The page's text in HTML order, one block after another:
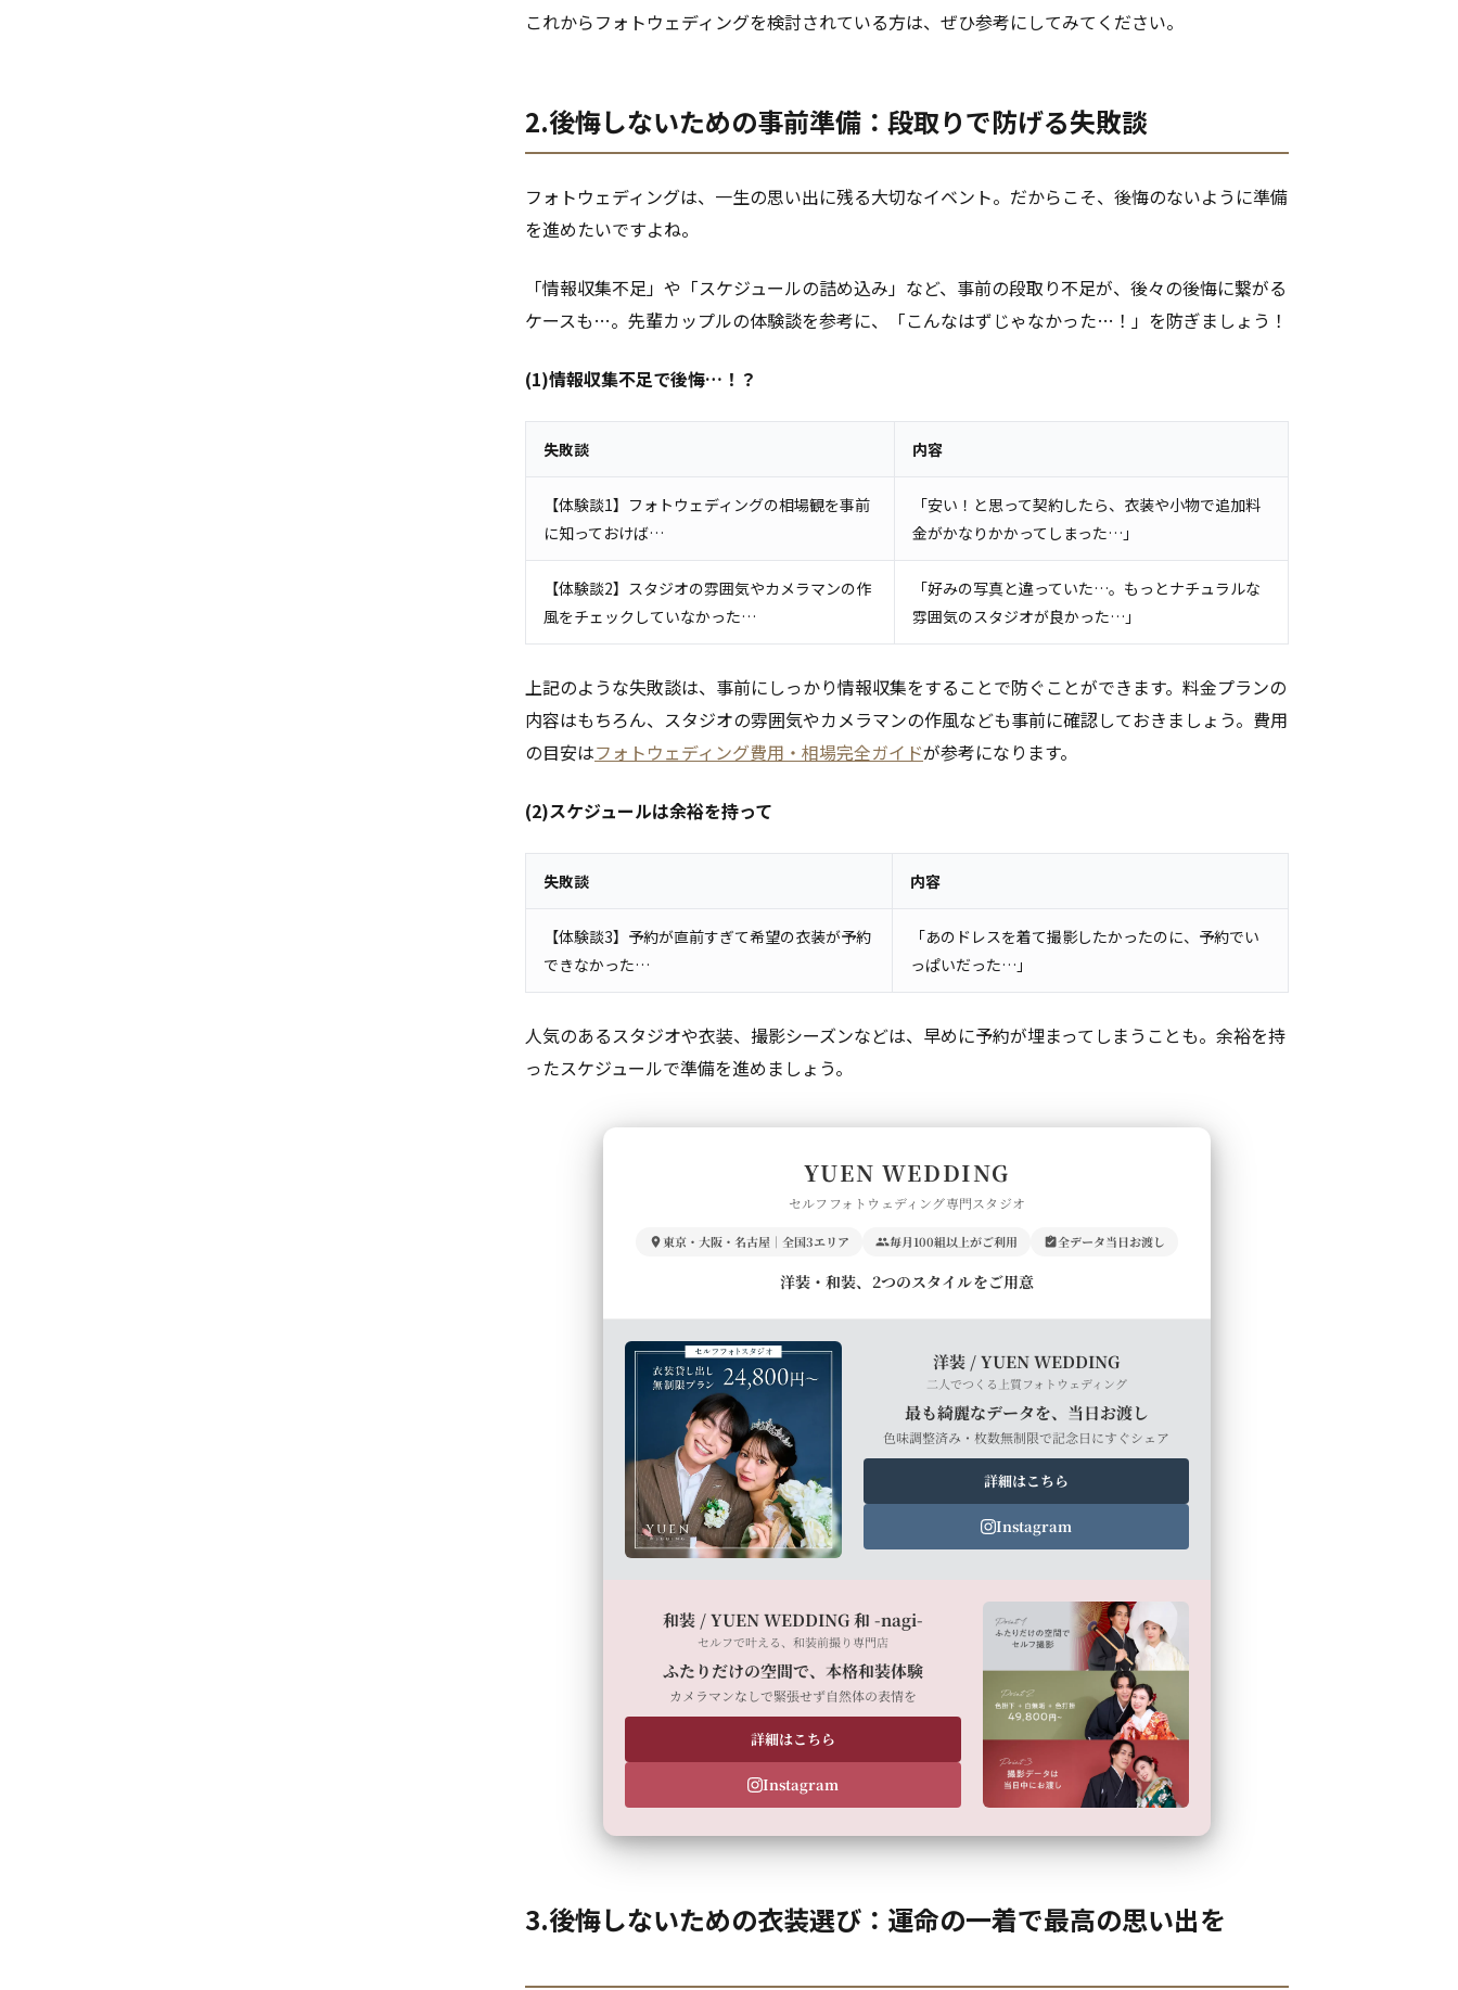
これからフォトウェディングを検討されている方は、ぜひ参考にしてみてください。
2.後悔しないための事前準備：段取りで防げる失敗談
フォトウェディングは、一生の思い出に残る大切なイベント。だからこそ、後悔のないように準備
を進めたいですよね。
「情報収集不足」や「スケジュールの詰め込み」など、事前の段取り不足が、後々の後悔に繋がる
ケースも…。先輩カップルの体験談を参考に、「こんなはずじゃなかった…！」を防ぎましょう！
(1)情報収集不足で後悔…！？
失敗談 内容
【体験談1】フォトウェディングの相場観を事前
に知っておけば…
「安い！と思って契約したら、衣装や小物で追加料
金がかなりかかってしまった…」
【体験談2】スタジオの雰囲気やカメラマンの作
風をチェックしていなかった…
「好みの写真と違っていた…。もっとナチュラルな
雰囲気のスタジオが良かった…」
上記のような失敗談は、事前にしっかり情報収集をすることで防ぐことができます。料金プランの
内容はもちろん、スタジオの雰囲気やカメラマンの作風なども事前に確認しておきましょう。費用
の目安はフォトウェディング費用・相場完全ガイドが参考になります。
(2)スケジュールは余裕を持って
失敗談 内容
【体験談3】予約が直前すぎて希望の衣装が予約
できなかった…
「あのドレスを着て撮影したかったのに、予約でい
っぱいだった…」
人気のあるスタジオや衣装、撮影シーズンなどは、早めに予約が埋まってしまうことも。余裕を持
ったスケジュールで準備を進めましょう。
YUEN WEDDING
セルフフォトウェディング専門スタジオ
東京・大阪・名古屋｜全国3エリア 毎月100組以上がご利用 全データ当日お渡し
洋装・和装、2つのスタイルをご用意
洋装 / YUEN WEDDING
二人でつくる上質フォトウェディング
最も綺麗なデータを、当日お渡し
色味調整済み・枚数無制限で記念日にすぐシェア
詳細はこちら
Instagram
和装 / YUEN WEDDING 和 -nagi-
セルフで叶える、和装前撮り専門店
ふたりだけの空間で、本格和装体験
カメラマンなしで緊張せず自然体の表情を
詳細はこちら
Instagram
3.後悔しないための衣装選び：運命の一着で最高の思い出を